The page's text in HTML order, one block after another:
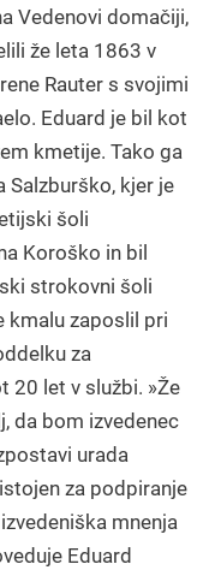
Vedenovi domačiji,
že leta 1863 v
Rauter s svojimi
Eduard je bil kot
kmetije. Tako ga
Salzburško, kjer je
šoli
Koroško in bil
strokovni šoli
kmalu zaposlil pri
za
20 let v službi. »Že
da bom izvedenec
urada
za podpiranje
mnenja
Eduard